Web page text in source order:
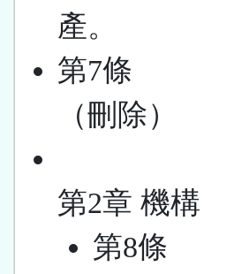
產。
第7條
（刪除）
第2章 機構
第8條